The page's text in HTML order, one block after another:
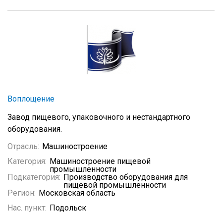
Воплощение
Завод пищевого, упаковочного и нестандартного
оборудования.
Отрасль: Машиностроение
Категория: Машиностроение пищевой
промышленности
Подкатегория: Производство оборудования для
пищевой промышленности
Регион: Московская область
Нас. пункт: Подольск